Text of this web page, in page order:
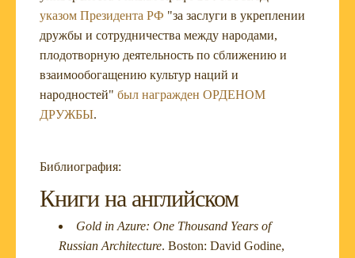
указом Президента РФ "за заслуги в укреплении
дружбы и сотрудничества между народами,
плодотворную деятельность по сближению и
взаимообогащению культур наций и
народностей" был награжден ОРДЕНОМ
ДРУЖБЫ.
Библиография:
Книги на английском
Gold in Azure: One Thousand Years of
Russian Architecture. Boston: David Godine,